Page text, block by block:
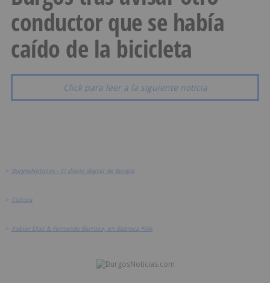
conductor que se había
caído de la bicicleta
Click para leer a la siguiente noticia
> BurgosNoticias - El diario digital de Burgos
> Cultura
> Xabier Díaz & Fernando Barroso, en Babieca Folk